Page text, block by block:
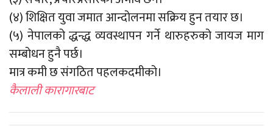
(४) शिक्षित युवा जमात आन्दोलनमा सक्रिय हुन तयार छ।
(५) नेपालको द्धन्द्ध व्यवस्थापन गर्ने थारुहरुको जायज माग
सम्बोधन हुनै पर्छ।
मात्र कमी छ संगठित पहलकदमीको।
कैलाली कारागारबाट